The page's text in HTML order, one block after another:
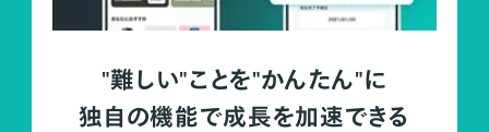
"難しい"ことを"かんたん"に
独自の機能で成長を加速できる